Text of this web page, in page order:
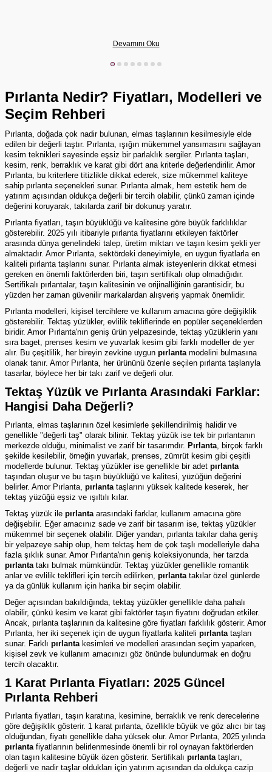
Devamını Oku
Pırlanta Nedir? Fiyatları, Modelleri ve
Seçim Rehberi
Pırlanta, doğada çok nadir bulunan, elmas taşlarının kesilmesiyle elde
edilen bir değerli taştır. Pırlanta, ışığın mükemmel yansımasını sağlayan
kesim teknikleri sayesinde eşsiz bir parlaklık sergiler. Pırlanta taşları,
kesim, renk, berraklık ve karat gibi dört ana kriterle değerlendirilir. Amor
Pırlanta, bu kriterlere titizlikle dikkat ederek, size mükemmel kaliteye
sahip pırlanta seçenekleri sunar. Pırlanta almak, hem estetik hem de
yatırım açısından oldukça değerli bir tercih olabilir, çünkü zaman içinde
değerini koruyarak, takılarda zarif bir dokunuş yaratır.
Pırlanta fiyatları, taşın büyüklüğü ve kalitesine göre büyük farklılıklar
gösterebilir. 2025 yılı itibariyle pırlanta fiyatlarını etkileyen faktörler
arasında dünya genelindeki talep, üretim miktarı ve taşın kesim şekli yer
almaktadır. Amor Pırlanta, sektördeki deneyimiyle, en uygun fiyatlarla en
kaliteli pırlanta taşlarını sunar. Pırlanta almak isteyenlerin dikkat etmesi
gereken en önemli faktörlerden biri, taşın sertifikalı olup olmadığıdır.
Sertifikalı pırlantalar, taşın kalitesinin ve orijinalliğinin garantisidir, bu
yüzden her zaman güvenilir markalardan alışveriş yapmak önemlidir.
Pırlanta modelleri, kişisel tercihlere ve kullanım amacına göre değişiklik
gösterebilir. Tektaş yüzükler, evlilik tekliflerinde en popüler seçeneklerden
biridir. Amor Pırlanta'nın geniş ürün yelpazesinde, tektaş yüzüklerin yanı
sıra baget, prenses kesim ve yuvarlak kesim gibi farklı modeller de yer
alır. Bu çeşitlilik, her bireyin zevkine uygun pırlanta modelini bulmasına
olanak tanır. Amor Pırlanta, her ürününü özenle seçilen pırlanta taşlarıyla
tasarlar, böylece her bir takı zarif ve değerli olur.
Tektaş Yüzük ve Pırlanta Arasındaki Farklar:
Hangisi Daha Değerli?
Pırlanta, elmas taşlarının özel kesimlerle şekillendirilmiş halidir ve
genellikle "değerli taş" olarak bilinir. Tektaş yüzük ise tek bir pırlantanın
merkezde olduğu, minimalist ve zarif bir tasarımdır. Pırlanta , birçok farklı
şekilde kesilebilir, örneğin yuvarlak, prenses, zümrüt kesim gibi çeşitli
modellerde bulunur. Tektaş yüzükler ise genellikle bir adet pırlanta
taşından oluşur ve bu taşın büyüklüğü ve kalitesi, yüzüğün değerini
belirler. Amor Pırlanta, pırlanta taşlarını yüksek kalitede keserek, her
tektaş yüzüğü eşsiz ve ışıltılı kılar.
Tektaş yüzük ile pırlanta arasındaki farklar, kullanım amacına göre
değişebilir. Eğer amacınız sade ve zarif bir tasarım ise, tektaş yüzükler
mükemmel bir seçenek olabilir. Diğer yandan, pırlanta takılar daha geniş
bir yelpazeye sahip olup, hem tektaş hem de çok taşlı modelleriyle daha
fazla şıklık sunar. Amor Pırlanta'nın geniş koleksiyonunda, her tarzda
pırlanta takı bulmak mümkündür. Tektaş yüzükler genellikle romantik
anlar ve evlilik teklifleri için tercih edilirken, pırlanta takılar özel günlerde
ya da günlük kullanım için harika bir seçim olabilir.
Değer açısından bakıldığında, tektaş yüzüklergenellikle daha pahalı
olabilir, çünkü kesim ve karat gibi faktörler taşın fiyatını doğrudan etkiler.
Ancak, pırlanta taşlarının da kalitesine göre fiyatları farklılık gösterir. Amor
Pırlanta, her iki seçenek için de uygun fiyatlarla kaliteli pırlanta taşları
sunar. Farklı pırlanta kesimleri ve modelleri arasından seçim yaparken,
kişisel zevk ve kullanım amacınızı göz önünde bulundurmak en doğru
tercih olacaktır.
1 Karat Pırlanta Fiyatları: 2025 Güncel
Pırlanta Rehberi
Pırlanta fiyatları, taşın karatına, kesimine, berraklık ve renk derecelerine
göre değişiklik gösterir. 1 karat pırlanta, özellikle büyük ve göz alıcı bir taş
olduğundan, fiyatı genellikle daha yüksek olur. Amor Pırlanta, 2025 yılında
pırlanta fiyatlarının belirlenmesinde önemli bir rol oynayan faktörlerden
olan taşın kalitesine büyük özen gösterir. Sertifikalı pırlanta taşları,
değerli ve nadir taşlar oldukları için yatırım açısından da oldukça cazip